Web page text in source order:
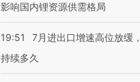
影响国内锂资源供需格局
19:51
7月进出口增速高位放缓
持续多久